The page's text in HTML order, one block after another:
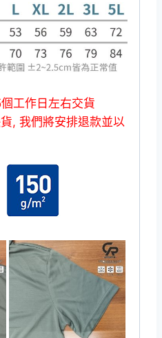
工作日左右交貨
, 我們將安排退款並以